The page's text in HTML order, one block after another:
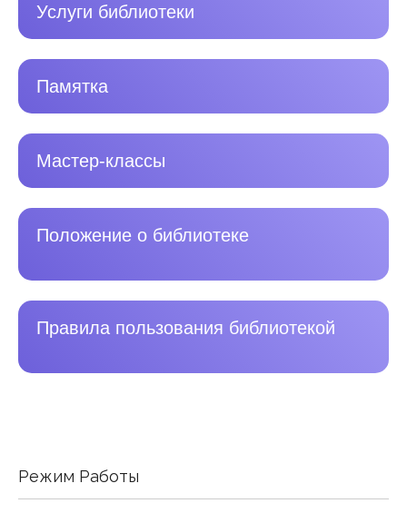
Услуги библиотеки
Памятка
Мастер-классы
Положение о библиотеке
Правила пользования библиотекой
Режим Работы